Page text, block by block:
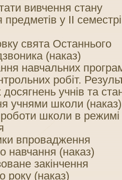
вивчення стану
у ІІ семестрі
свята Останнього
(наказ)
навчальних
робіт.
учнів та
учнями школи (наказ)
школи в режимі
впровадження
навчання (наказ)
закінчення
року (наказ)